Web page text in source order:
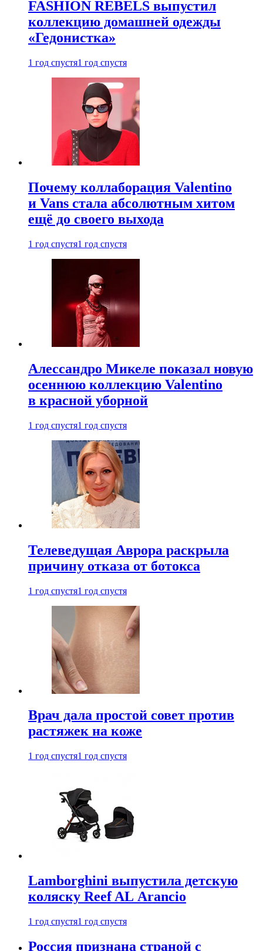
FASHION REBELS выпустил
коллекцию домашней одежды
«Гедонистка»
1 год спустя1 год спустя
Почему коллаборация Valentino
и Vans стала абсолютным хитом
ещё до своего выхода
1 год спустя1 год спустя
Алессандро Микеле показал новую
осеннюю коллекцию Valentino
в красной уборной
1 год спустя1 год спустя
Телеведущая Аврора раскрыла
причину отказа от ботокса
1 год спустя1 год спустя
Врач дала простой совет против
растяжек на коже
1 год спустя1 год спустя
Lamborghini выпустила детскую
коляску Reef AL Arancio
1 год спустя1 год спустя
Россия признана страной с